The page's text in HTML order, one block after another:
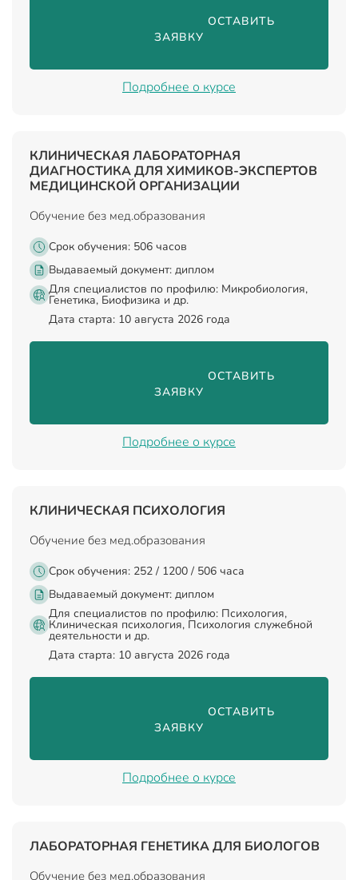
                                ОСТАВИТЬ
ЗАЯВКУ
Подробнее о курсе
КЛИНИЧЕСКАЯ ЛАБОРАТОРНАЯ
ДИАГНОСТИКА ДЛЯ ХИМИКОВ-ЭКСПЕРТОВ
МЕДИЦИНСКОЙ ОРГАНИЗАЦИИ
Обучение без мед.образования
Срок обучения: 506 часов
Выдаваемый документ: диплом
Для специалистов по профилю: Микробиология,
Генетика, Биофизика и др.
Дата старта: 10 августа 2026 года
                                ОСТАВИТЬ
ЗАЯВКУ
Подробнее о курсе
КЛИНИЧЕСКАЯ ПСИХОЛОГИЯ
Обучение без мед.образования
Срок обучения: 252 / 1200 / 506 часа
Выдаваемый документ: диплом
Для специалистов по профилю: Психология,
Клиническая психология, Психология служебной
деятельности и др.
Дата старта: 10 августа 2026 года
                                ОСТАВИТЬ
ЗАЯВКУ
Подробнее о курсе
ЛАБОРАТОРНАЯ ГЕНЕТИКА ДЛЯ БИОЛОГОВ
Обучение без мед.образования